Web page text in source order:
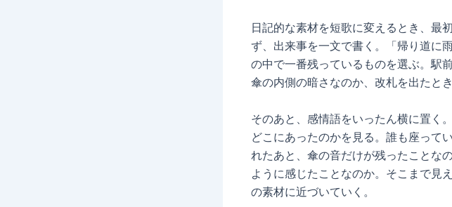
日記的な素材を短歌に変えるとき、最
ず、出来事を一文で書く。「帰り道に
の中で一番残っているものを選ぶ。駅
傘の内側の暗さなのか、改札を出たと
そのあと、感情語をいったん横に置く
どこにあったのかを見る。誰も座って
れたあと、傘の音だけが残ったことな
ように感じたことなのか。そこまで見
の素材に近づいていく。